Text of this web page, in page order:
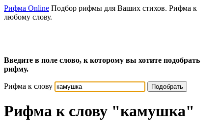
Рифма Online Подбор рифмы для Ваших стихов. Рифма к
любому слову.
Введите в поле слово, к которому вы хотите подобрать
рифму.
Рифма к слову Подобрать
Рифма к слову "камушка"